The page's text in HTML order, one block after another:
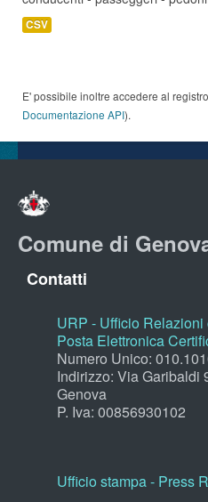
CSV
E' possibile inoltre accedere al
Documentazione API).
Comune di
Contatti
URP - Ufficio
Posta Elettronica
Numero Unico:
Indirizzo: Via Garibaldi
Genova
P. Iva: 00856930102
Ufficio stampa - Press